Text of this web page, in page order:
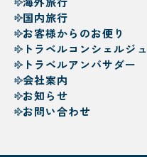
国内旅行
お客様からのお便り
トラベルコンシェルジュ
トラベルアンバサダー
会社案内
お知らせ
お問い合わせ